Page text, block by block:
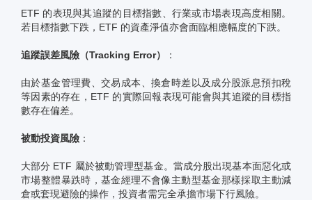
ETF 的表現與其追蹤的目標指數、行業或市場表現高度相關。
若目標指數下跌，ETF 的資產淨值亦會面臨相應幅度的下跌。
追蹤誤差風險（Tracking Error） ：
由於基金管理費、交易成本、換倉時差以及成分股派息預扣稅
等因素的存在，ETF 的實際回報表現可能會與其追蹤的目標指
數存在偏差。
被動投資風險 ：
大部分 ETF 屬於被動管理型基金。當成分股出現基本面惡化或
市場整體暴跌時，基金經理不會像主動型基金那樣採取主動減
倉或套現避險的操作，投資者需完全承擔市場下行風險。